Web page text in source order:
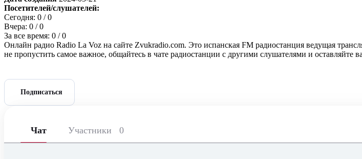
Посетителей/слушателей:
Сегодня: 0 / 0
Вчера: 0 / 0
За все время: 0 / 0
Онлайн радио Radio La Voz на сайте Zvukradio.com. Это испанская FM радиостанция ведущая
не пропустить самое важное, общайтесь в чате радиостанции с другими слушателями и оставляйте
Подписаться
Чат Участники 0